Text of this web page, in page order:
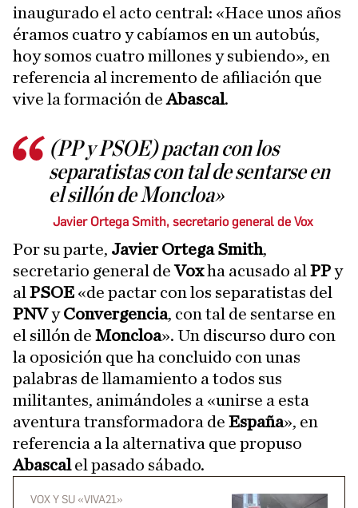
inaugurado el acto central: «Hace unos años
éramos cuatro y cabíamos en un autobús,
hoy somos cuatro millones y subiendo», en
referencia al incremento de afiliación que
vive la formación deAbascal.
(PP y PSOE) pactan con los
separatistas con tal de sentarse en
el sillón de Moncloa»
Javier Ortega Smith, secretario general de Vox
Por su parte, Javier Ortega Smith,
secretario general deVoxha acusado al PPy
al PSOE «de pactar con los separatistas del
PNVyConvergencia, con tal de sentarse en
el sillón de Moncloa». Un discurso duro con
la oposición que ha concluido con unas
palabras de llamamiento a todos sus
militantes, animándoles a «unirse a esta
aventura transformadora de España», en
referencia a la alternativa que propuso
Abascalel pasado sábado.
VOX Y SU «VIVA21»